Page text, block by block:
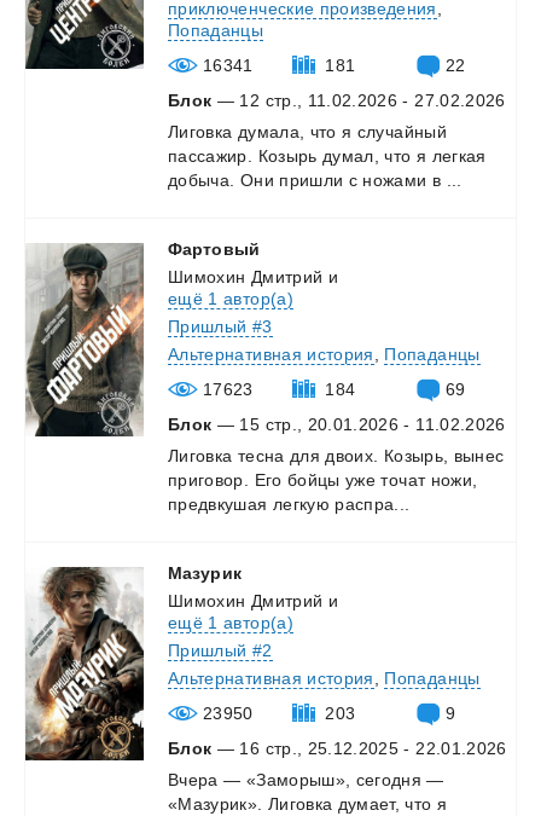
приключенческие произведения
Попаданцы
16341
181
22
Блок — 12 стр., 11.02.2026 - 27.02.2026
Лиговка думала, что я случайный
пассажир.
Козырь думал, что я легкая
добыча.
Они пришли с ножами в
Фартовый
Шимохин Дмитрий и
ещё 1 автор(а)
Пришлый #3
Альтернативная история
Попаданцы
17623
184
69
Блок — 15 стр., 20.01.2026 - 11.02.2026
Лиговка тесна для двоих. Козырь,
вынес
приговор.
Его бойцы уже точат ножи,
предвкушая легкую распра...
Мазурик
Шимохин Дмитрий и
ещё 1 автор(а)
Пришлый #2
Альтернативная история
Попаданцы
23950
203
9
Блок — 16 стр., 25.12.2025 - 22.01.2026
Вчера — «Заморыш», сегодня —
«Мазурик». Лиговка думает, что я